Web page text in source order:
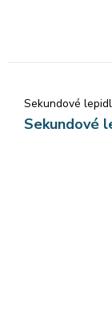
Sekundové
Sekundové